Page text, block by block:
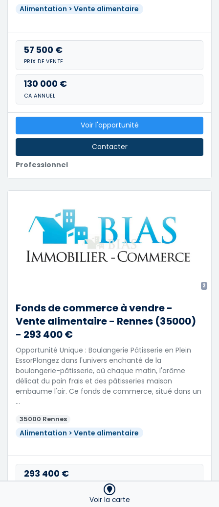
Alimentation > Vente alimentaire
57 500 €
PRIX DE VENTE
130 000 €
CA ANNUEL
Professionnel
Voir l'opportunité
Contacter
2
Fonds de commerce à vendre -
Vente alimentaire - Rennes (35000)
- 293 400 €
Opportunité Unique : Boulangerie Pâtisserie en Plein
EssorPlongez dans l'univers enchanté de la
boulangerie-pâtisserie, où chaque matin, l'arôme
délicat du pain frais et des pâtisseries maison
embaume l'air. Ce fonds de commerce, situé dans un
…
35000 Rennes
Alimentation > Vente alimentaire
293 400 €
Voir la carte